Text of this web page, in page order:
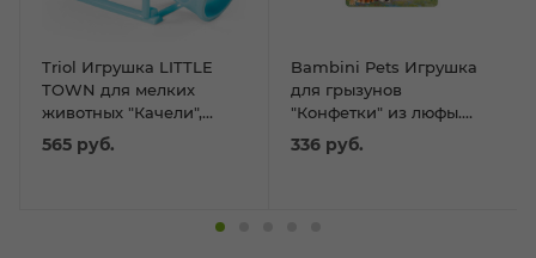
Triol Игрушка LITTLE
TOWN для мелких
животных "Качели",
165мм
565 руб.
Bambini Pets Игрушка
для грызунов
"Конфетки" из люфы.
Количество 3 шт
336 руб.